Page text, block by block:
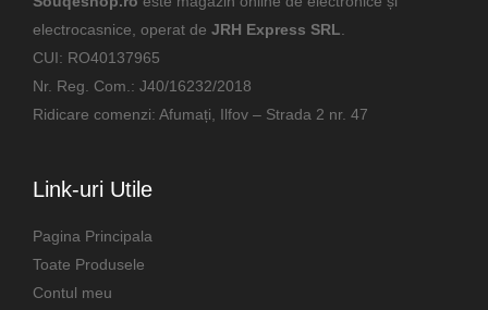
electrocasnice, operat de JRH Express SRL
CUI: RO40137965
Nr. Reg. Com.: J40/16232/2018
Ridicare comenzi: Afumați, Ilfov – Strada 2 nr. 47
Link-uri Utile
Pagina Principala
Toate Produsele
Contul meu